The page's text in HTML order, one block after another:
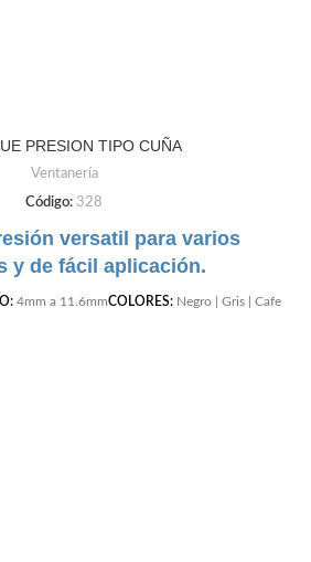
PRESION TIPO CUÑA
Ventanería
Código: 328
versatil para varios
y de fácil aplicación.
4mm a 11.6mmCOLORES: Negro | Gris | Cafe